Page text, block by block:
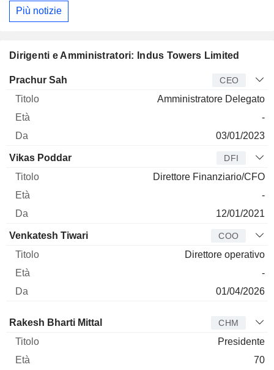
Più notizie
Dirigenti e Amministratori: Indus Towers Limited
Manager Titolo
Prachur Sah CEO
Amministratore Delegato
-
03/01/2023
Vikas Poddar DFI
Direttore Finanziario/CFO
-
12/01/2021
Venkatesh Tiwari COO
Direttore operativo
-
01/04/2026
Amministratore Titolo
Rakesh Bharti Mittal CHM
Presidente
70